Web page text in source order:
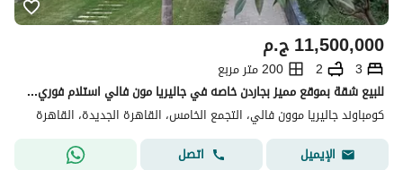
ج.م11,500,000
3
2
200 متر مربع
للبيع شقة بموقع مميز بجاردن خاصه في جاليريا مون فالي استلام فوري – Golden Square
كومباوند جاليريا موون فالي، التجمع الخامس، القاهرة الجديدة، القاهرة
الإيميل
اتصل